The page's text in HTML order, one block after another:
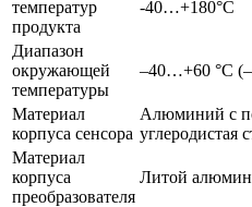
температур
продукта
-40…+180°C
Диапазон
окружающей
температуры
–40…+60 °C
Материал
корпуса сенсора
Алюминий с
углеродистая
Материал
корпуса
преобразователя
Литой